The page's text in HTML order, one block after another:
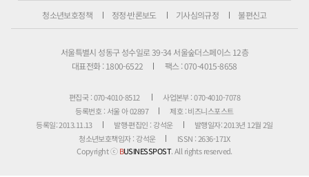
청소년보호정책 정정·반론보도 기사심의규정 불편신고
서울특별시 성동구 성수일로 39-34 서울숲더스페이스 12층
대표전화 : 1800-6522
팩스 : 070-4015-8658
편집국 : 070-4010-8512
사업본부 : 070-4010-7078
등록번호 : 서울 아 02897
제호 : 비즈니스포스트
등록일: 2013.11.13
발행·편집인 : 강석운
발행일자: 2013년 12월 2일
청소년보호책임자 : 강석운
ISSN : 2636-171X
Copyright ⓒBUSINESSPOST. All rights reserved.